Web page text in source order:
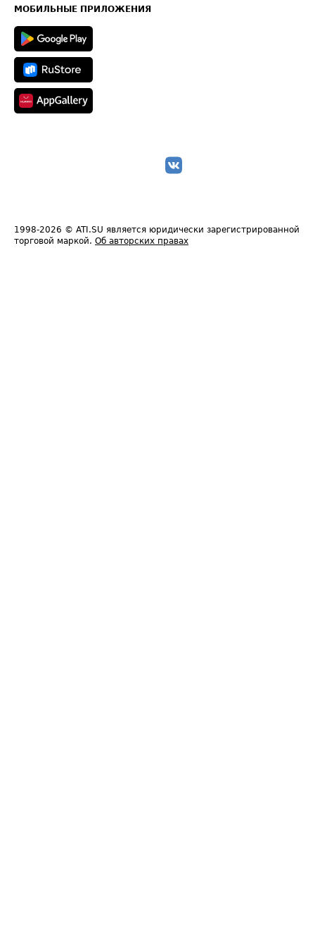
Техническая информация
МОБИЛЬНЫЕ ПРИЛОЖЕНИЯ
1998-2026 © ATI.SU является юридически зарегистрированной
торговой маркой. Об авторских правах